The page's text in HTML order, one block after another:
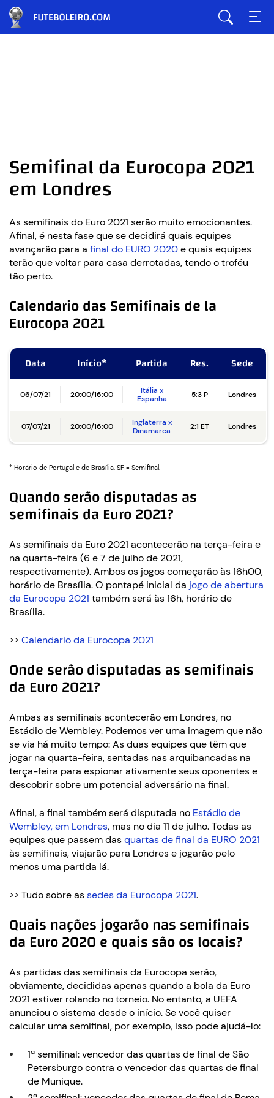
Semifinal da Eurocopa 2021
em Londres
As semifinais do Euro 2021 serão muito emocionantes.
Afinal, é nesta fase que se decidirá quais equipes
avançarão para a final do EURO 2020e quais equipes
terão que voltar para casa derrotadas, tendo o troféu
tão perto.
Calendario das Semifinais de la
Eurocopa 2021
Data Início* Partida Res. Sede
06/07/21 20:00/16:00
Itália x
Espanha
5:3 P Londres
07/07/21 20:00/16:00
Inglaterra x
Dinamarca
2:1 ET Londres
* Horário de Portugal e de Brasília. SF = Semifinal.
Quando serão disputadas as
semifinais da Euro 2021?
As semifinais da Euro 2021 acontecerão na terça-feira e
na quarta-feira (6 e 7 de julho de 2021,
respectivamente). Ambos os jogos começarão às 16h00,
horário de Brasília. O pontapé inicial da jogo de abertura
da Eurocopa 2021 também será às 16h, horário de
Brasília.
>> Calendario da Eurocopa 2021
Onde serão disputadas as semifinais
da Euro 2021?
Ambas as semifinais acontecerão em Londres, no
Estádio de Wembley. Podemos ver uma imagem que não
se via há muito tempo: As duas equipes que têm que
jogar na quarta-feira, sentadas nas arquibancadas na
terça-feira para espionar ativamente seus oponentes e
descobrir sobre um potencial adversário na final.
Afinal, a final também será disputada no Estádio de
Wembley, em Londres, mas no dia 11 de julho. Todas as
equipes que passem dasquartas de final da EURO 2021
às semifinais, viajarão para Londres e jogarão pelo
menos uma partida lá.
>> Tudo sobre assedes da Eurocopa 2021.
Quais nações jogarão nas semifinais
da Euro 2020 e quais são os locais?
As partidas das semifinais da Eurocopa serão,
obviamente, decididas apenas quando a bola da Euro
2021 estiver rolando no torneio. No entanto, a UEFA
anunciou o sistema desde o início. Se você quiser
calcular uma semifinal, por exemplo, isso pode ajudá-lo:
1ª semifinal: vencedor das quartas de final de São
Petersburgo contra o vencedor das quartas de final
de Munique.